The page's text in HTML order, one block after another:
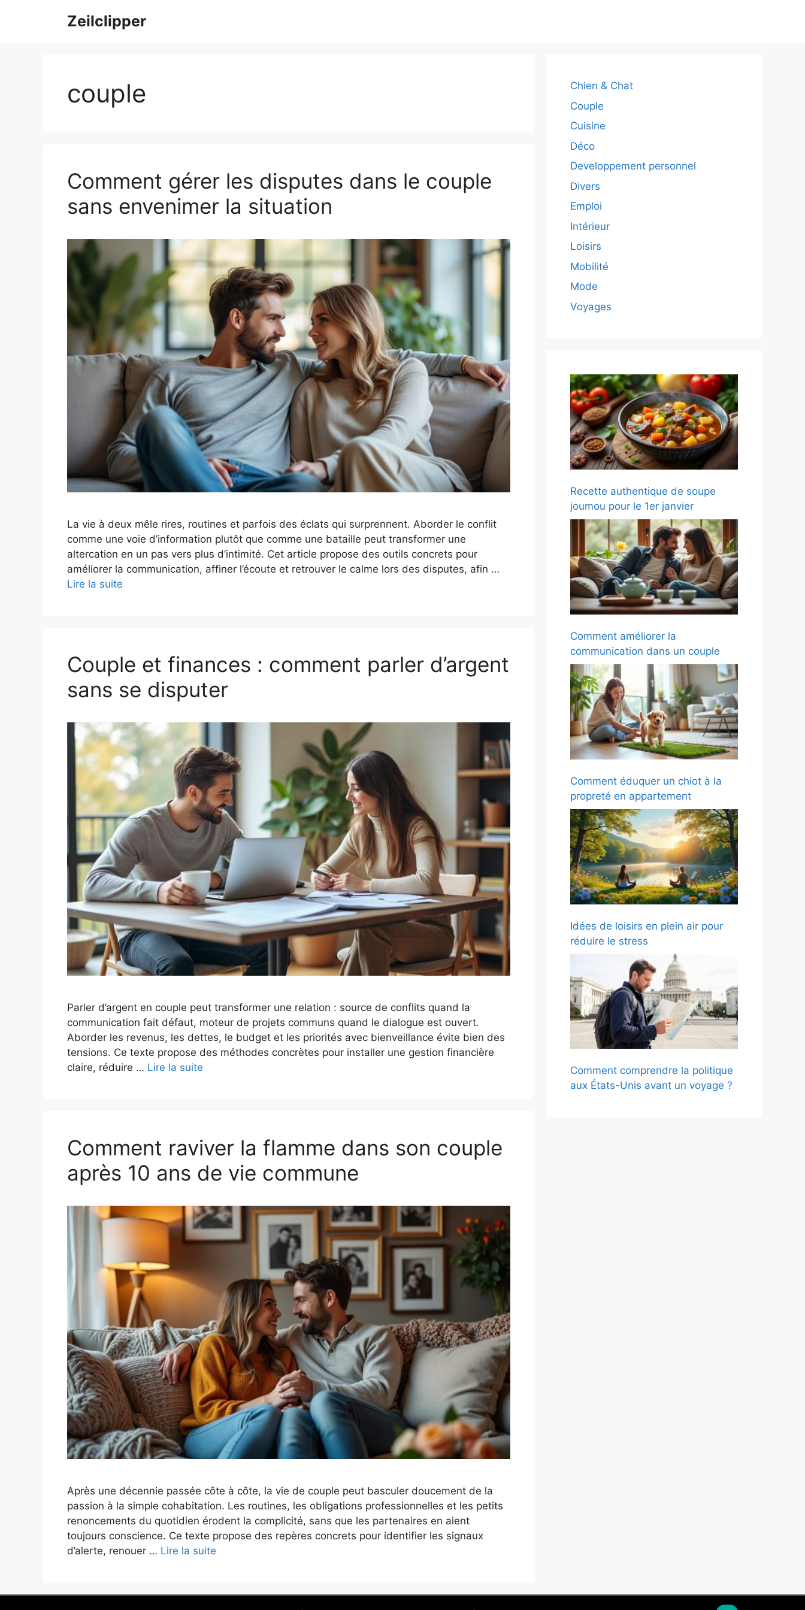
Zeilclipper
couple
Comment gérer les disputes dans le couple
sans envenimer la situation
La vie à deux mêle rires, routines et parfois des éclats qui surprennent. Aborder le conflit
comme une voie d’information plutôt que comme une bataille peut transformer une
altercation en un pas vers plus d’intimité. Cet article propose des outils concrets pour
améliorer la communication, affiner l’écoute et retrouver le calme lors des disputes, afin …
Lire la suite
Couple et finances : comment parler d’argent
sans se disputer
Parler d’argent en couple peut transformer une relation : source de conflits quand la
communication fait défaut, moteur de projets communs quand le dialogue est ouvert.
Aborder les revenus, les dettes, le budget et les priorités avec bienveillance évite bien des
tensions. Ce texte propose des méthodes concrètes pour installer une gestion financière
claire, réduire … Lire la suite
Comment raviver la flamme dans son couple
après 10 ans de vie commune
Après une décennie passée côte à côte, la vie de couple peut basculer doucement de la
passion à la simple cohabitation. Les routines, les obligations professionnelles et les petits
renoncements du quotidien érodent la complicité, sans que les partenaires en aient
toujours conscience. Ce texte propose des repères concrets pour identifier les signaux
d’alerte, renouer … Lire la suite
Chien & Chat
Couple
Cuisine
Déco
Developpement personnel
Divers
Emploi
Intérieur
Loisirs
Mobilité
Mode
Voyages
Recette authentique de soupe
joumou pour le 1er janvier
Comment améliorer la
communication dans un couple
Comment éduquer un chiot à la
propreté en appartement
Idées de loisirs en plein air pour
réduire le stress
Comment comprendre la politique
aux États-Unis avant un voyage ?